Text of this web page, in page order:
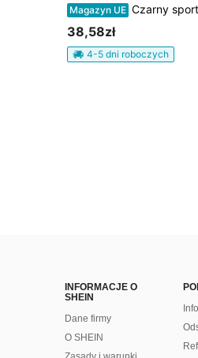
Magazyn UE Czarny sportowy casualowy kombinezon na ramiączkach z nadrukiem liter, regulowany, dla
38,58zł
4-5 dni roboczych
INFORMACJE O
SHEIN
Dane firmy
O SHEIN